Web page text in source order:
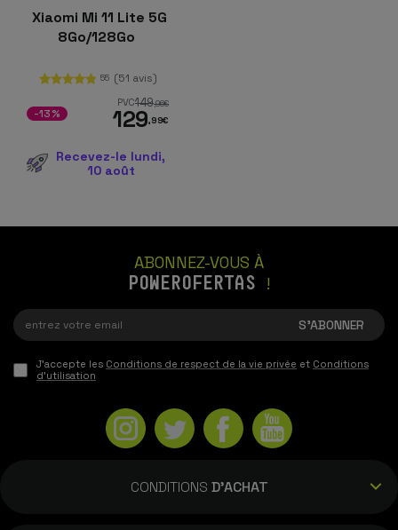
Xiaomi Mi 11 Lite 5G
8Go/128Go
55 (51 avis)
PVC149,96€
129,99€
-13%
Recevez-le lundi,
10 août
ABONNEZ-VOUS À
POWEROFERTAS !
J'accepte les Conditions de respect de la vie privée et Conditions
d'utilisation
CONDITIONS D'ACHAT